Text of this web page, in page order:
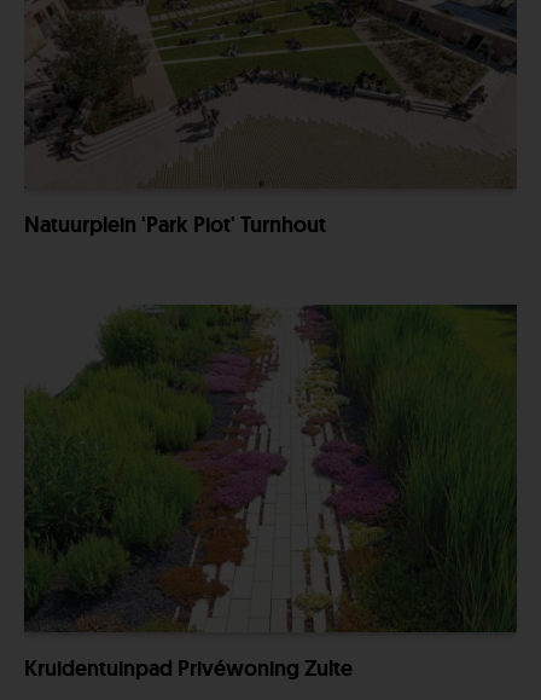
Natuurplein 'Park Piot' Turnhout
Kruidentuinpad Privéwoning Zulte